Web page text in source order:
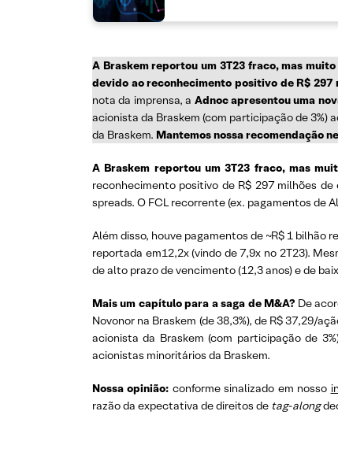
A Braskem reportou um 3T23 fraco, mas
devido ao reconhecimento positivo de R$
nota da imprensa, a Adnoc apresentou uma
acionista da Braskem (com participação de 3%)
da Braskem. Mantemos nossa recomendação
A Braskem reportou um 3T23 fraco, mas
reconhecimento positivo de R$ 297 milhões
spreads. O FCL recorrente (ex. pagamentos de
Além disso, houve pagamentos de ~R$ 1 bilhão
reportada em12,2x (vindo de 7,9x no 2T23).
de alto prazo de vencimento (12,3 anos) e de
Mais um capítulo para a saga de M&A? De
Novonor na Braskem (de 38,3%), de R$ 37,29/
acionista da Braskem (com participação de
acionistas minoritários da Braskem.
Nossa opinião: conforme sinalizado em nosso
razão da expectativa de direitos de tag-along